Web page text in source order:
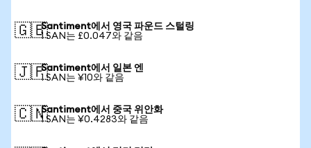
🇬🇧Santiment에서 영국 파운드 스털링
1 SAN는 £0.047와 같음
🇯🇵Santiment에서 일본 엔
1 SAN는 ¥10와 같음
🇨🇳Santiment에서 중국 위안화
1 SAN는 ¥0.4283와 같음